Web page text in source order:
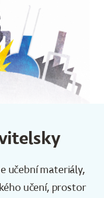
učební materiály,
učení, prostor